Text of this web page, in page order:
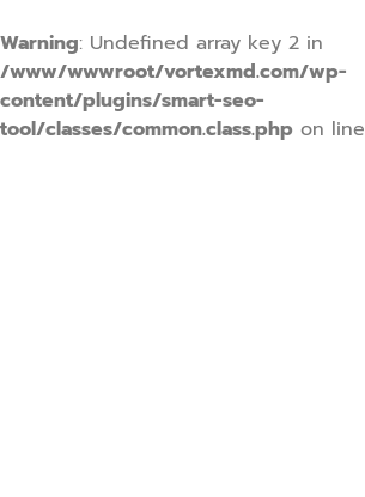
Warning: Undefined array key 2 in
/www/wwwroot/vortexmd.com/wp-
content/plugins/smart-seo-
tool/classes/common.class.php on line